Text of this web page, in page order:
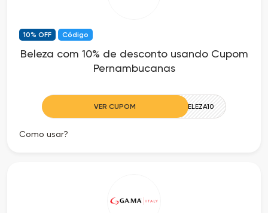
10% OFF Código
Beleza com 10% de desconto usando Cupom
Pernambucanas
VER CUPOM BELEZA10
Como usar?